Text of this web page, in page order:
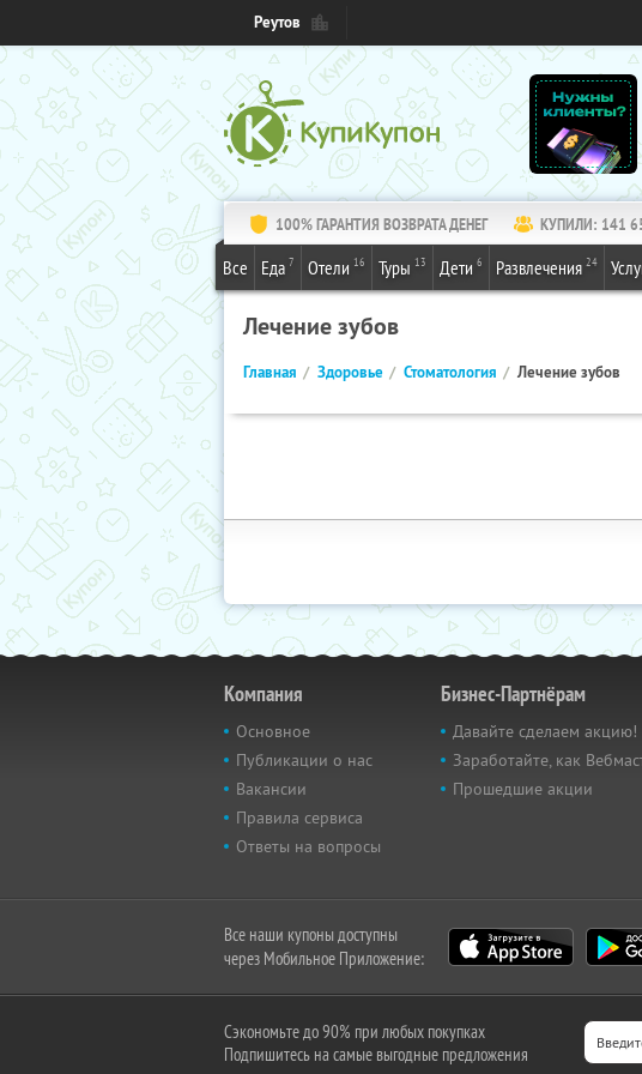
Реутов
100% ГАРАНТИЯ ВОЗВРАТА ДЕНЕГ КУПИЛИ: 141
Все Еда 7 Отели 16 Туры 13 Дети 6 Развлечения 24
Лечение зубов
Главная Здоровье Стоматология Лечение зубов
Компания
Основное
Публикации о нас
Вакансии
Правила сервиса
Ответы на вопросы
Бизнес-Партнёрам
Давайте сделаем акцию!
Заработайте, как
Прошедшие акции
Все наши купоны доступны
через Мобильное Приложение:
Сэкономьте до 90% при любых покупках
Подпишитесь на самые выгодные предложения